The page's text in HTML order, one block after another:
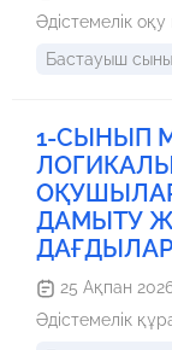
Әдістемелік
Бастауыш
1-СЫНЫП
ДАМЫТУ
25 Ақпан
Әдістемелік